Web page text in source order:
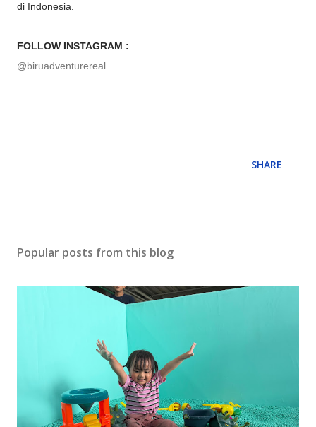
di Indonesia.
FOLLOW INSTAGRAM :
@biruadventurereal
SHARE
Popular posts from this blog